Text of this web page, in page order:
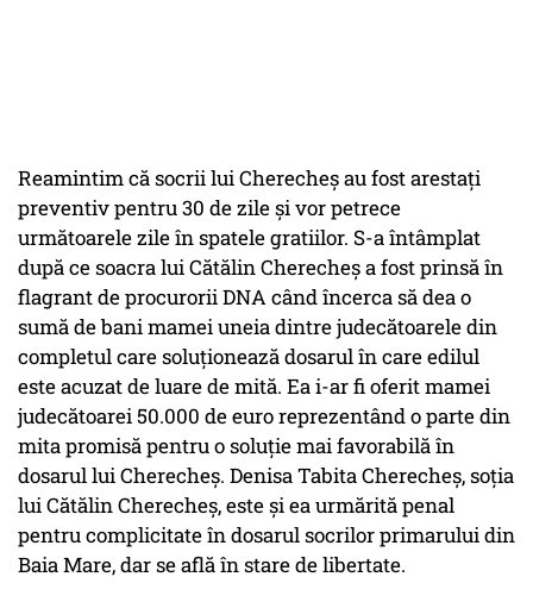
Reamintim că socrii lui Cherecheș au fost arestați
preventiv pentru 30 de zile și vor petrece
următoarele zile în spatele gratiilor. S-a întâmplat
după ce soacra lui Cătălin Cherecheș a fost prinsă în
flagrant de procurorii DNA când încerca să dea o
sumă de bani mamei uneia dintre judecătoarele din
completul care soluţionează dosarul în care edilul
este acuzat de luare de mită. Ea i-ar fi oferit mamei
judecătoarei 50.000 de euro reprezentând o parte din
mita promisă pentru o soluţie mai favorabilă în
dosarul lui Cherecheş. Denisa Tabita Cherecheș, soția
lui Cătălin Cherecheș, este și ea urmărită penal
pentru complicitate în dosarul socrilor primarului din
Baia Mare, dar se află în stare de libertate.